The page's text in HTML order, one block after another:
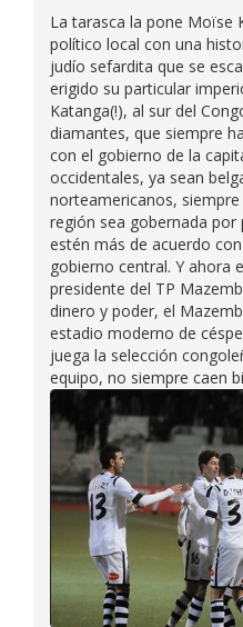
La tarasca la pone Moïse
político local con una
judío sefardita que se
erigido su particular
Katanga(!), al sur del
diamantes, que siempre
con el gobierno de la
occidentales, ya sean
norteamericanos,
región sea gobernada
estén más de acuerdo
gobierno central. Y ahora
presidente del TP
dinero y poder, el
estadio moderno de
juega la selección
equipo, no siempre caen